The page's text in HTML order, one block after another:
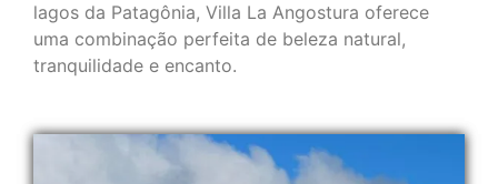
lagos da Patagônia, Villa La Angostura oferece
uma combinação perfeita de beleza natural,
tranquilidade e encanto.